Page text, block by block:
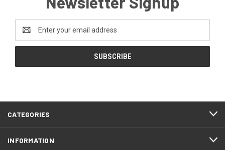
Address
CATEGORIES
INFORMATION